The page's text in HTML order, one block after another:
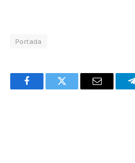
Portada
FacebookTwitter Email